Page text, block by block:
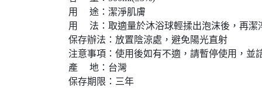
用 途：潔淨肌膚
用 法：取適量於沐浴球輕揉出泡沫後，再潔
保存辦法：放置陰涼處，避免陽光直射
注意事項：使用後如有不適，請暫停使用，並
產 地：台灣
保存期限：三年